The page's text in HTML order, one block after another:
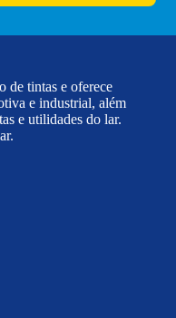
de tintas e oferece
e industrial, além
e utilidades do lar.